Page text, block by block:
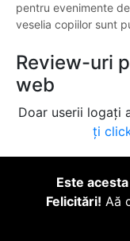
pentru evenimente
veselia copiilor sunt
Review-uri
web
Doar userii logați
ți
Este
Felicitări! Aă